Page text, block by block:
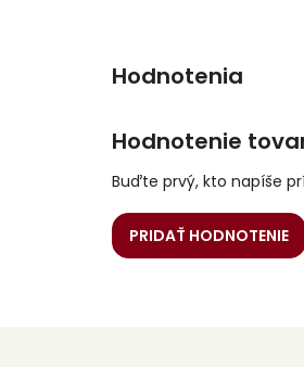
Hodnotenie
Buďte prvý, kto napíše
PRIDAŤ HODNOTENIE